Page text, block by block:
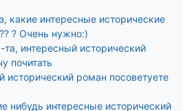
какие интересные исторические
? Очень нужно:)
та, интересный исторический
почитать
исторический роман посоветуете
нибудь интересные исторический